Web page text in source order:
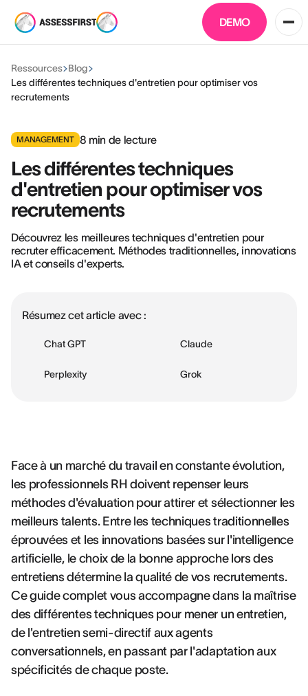
DEMO
Ressources Blog
Les différentes techniques d'entretien pour optimiser vos
recrutements
MANAGEMENT 8 min de lecture
Les différentes techniques
d'entretien pour optimiser vos
recrutements
Découvrez les meilleures techniques d'entretien pour
recruter efficacement. Méthodes traditionnelles, innovations
IA et conseils d'experts.
Résumez cet article avec :
Chat GPT Claude
Perplexity Grok
Face à un marché du travail en constante évolution,
les professionnels RH doivent repenser leurs
méthodes d'évaluation pour attirer et sélectionner les
meilleurs talents. Entre les techniques traditionnelles
éprouvées et les innovations basées sur l'intelligence
artificielle, le choix de la bonne approche lors des
entretiens détermine la qualité de vos recrutements.
Ce guide complet vous accompagne dans la maîtrise
des différentes techniques pour mener un entretien,
de l'entretien semi-directif aux agents
conversationnels, en passant par l'adaptation aux
spécificités de chaque poste.